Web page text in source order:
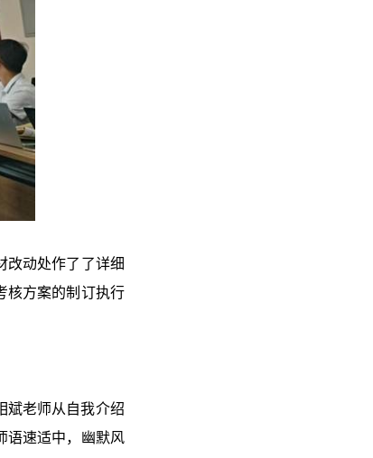
改动处作了了详细
核方案的制订执行
斌老师从自我介绍
语速适中，幽默风